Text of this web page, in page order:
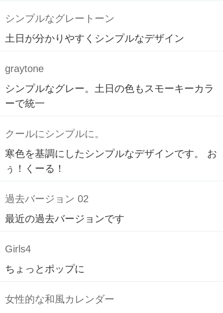
シンプルなグレートーン
土日が分かりやすくシンプルなデザイン
graytone
シンプルなグレー。土日の色もスモーキーカラ
ーで統一
クールにシンプルに。
寒色を基調にしたシンプルなデザインです。 お
ぅ！くーる！
過去バージョン 02
最近の過去バージョンです
Girls4
ちょっとポップに
女性的な和風カレンダー